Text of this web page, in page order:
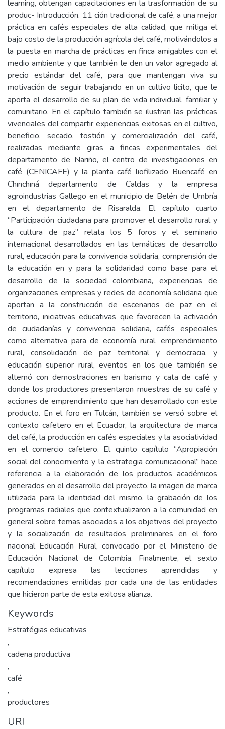
learning, obtengan capacitaciones en la trasformación de su
produc- Introducción. 11 ción tradicional de café, a una mejor
práctica en cafés especiales de alta calidad, que mitiga el
bajo costo de la producción agrícola del café, motivándolos a
la puesta en marcha de prácticas en finca amigables con el
medio ambiente y que también le den un valor agregado al
precio estándar del café, para que mantengan viva su
motivación de seguir trabajando en un cultivo licito, que le
aporta el desarrollo de su plan de vida individual, familiar y
comunitario. En el capítulo también se ilustran las prácticas
vivenciales del compartir experiencias exitosas en el cultivo,
beneficio, secado, tostión y comercialización del café,
realizadas mediante giras a fincas experimentales del
departamento de Nariño, el centro de investigaciones en
café (CENICAFE) y la planta café liofilizado Buencafé en
Chinchiná departamento de Caldas y la empresa
agroindustrias Gallego en el municipio de Belén de Umbría
en el departamento de Risaralda. El capítulo cuarto
“Participación ciudadana para promover el desarrollo rural y
la cultura de paz” relata los 5 foros y el seminario
internacional desarrollados en las temáticas de desarrollo
rural, educación para la convivencia solidaria, comprensión de
la educación en y para la solidaridad como base para el
desarrollo de la sociedad colombiana, experiencias de
organizaciones empresas y redes de economía solidaria que
aportan a la construcción de escenarios de paz en el
territorio, iniciativas educativas que favorecen la activación
de ciudadanías y convivencia solidaria, cafés especiales
como alternativa para de economía rural, emprendimiento
rural, consolidación de paz territorial y democracia, y
educación superior rural, eventos en los que también se
alternó con demostraciones en barismo y cata de café y
donde los productores presentaron muestras de su café y
acciones de emprendimiento que han desarrollado con este
producto. En el foro en Tulcán, también se versó sobre el
contexto cafetero en el Ecuador, la arquitectura de marca
del café, la producción en cafés especiales y la asociatividad
en el comercio cafetero. El quinto capítulo “Apropiación
social del conocimiento y la estrategia comunicacional” hace
referencia a la elaboración de los productos académicos
generados en el desarrollo del proyecto, la imagen de marca
utilizada para la identidad del mismo, la grabación de los
programas radiales que contextualizaron a la comunidad en
general sobre temas asociados a los objetivos del proyecto
y la socialización de resultados preliminares en el foro
nacional Educación Rural, convocado por el Ministerio de
Educación Nacional de Colombia. Finalmente, el sexto
capítulo expresa las lecciones aprendidas y
recomendaciones emitidas por cada una de las entidades
que hicieron parte de esta exitosa alianza.
Keywords
Estratégias educativas
,
cadena productiva
,
café
,
productores
URI